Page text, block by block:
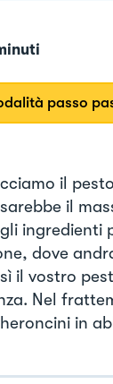
passo
il
il
ingredienti
dove
il vostro
Nel
in